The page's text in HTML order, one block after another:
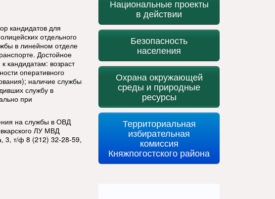
кандидатов для
отдельного
в линейном отделе
Достойное
кандидатам: возраст
оперативного
наличие службы
службу в
при
на службы в ОВД
ЛУ МВД
3, т/ф 8 (212) 32-28-59,
Национальные проекты
в действии
Безопасность
населения
Охрана окружающей
среды и природные
ресурсы
Территориальная
избирательная
комиссия
Княжпогостского района